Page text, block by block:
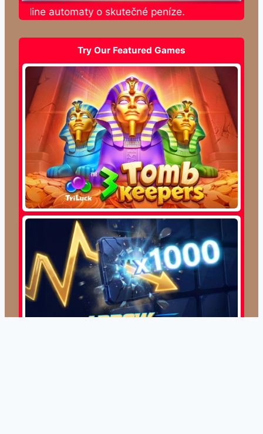
online automaty o skutečné peníze.
Try Our Featured Games